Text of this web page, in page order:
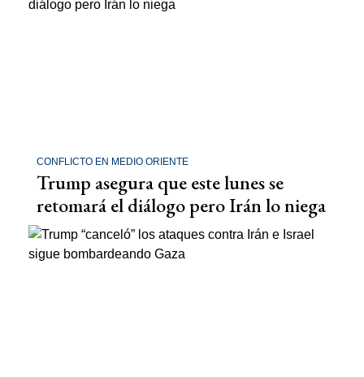
CONFLICTO EN MEDIO ORIENTE
Trump asegura que este lunes se
retomará el diálogo pero Irán lo niega